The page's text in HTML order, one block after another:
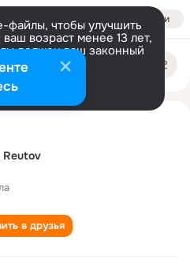
Войти
файлы, чтобы улучшить
возраст менее 13 лет,
должен ваш законный
информации
Reutov
в друзья